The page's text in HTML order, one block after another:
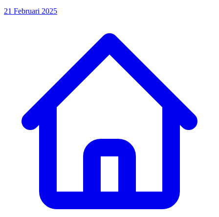
21 Februari 2025